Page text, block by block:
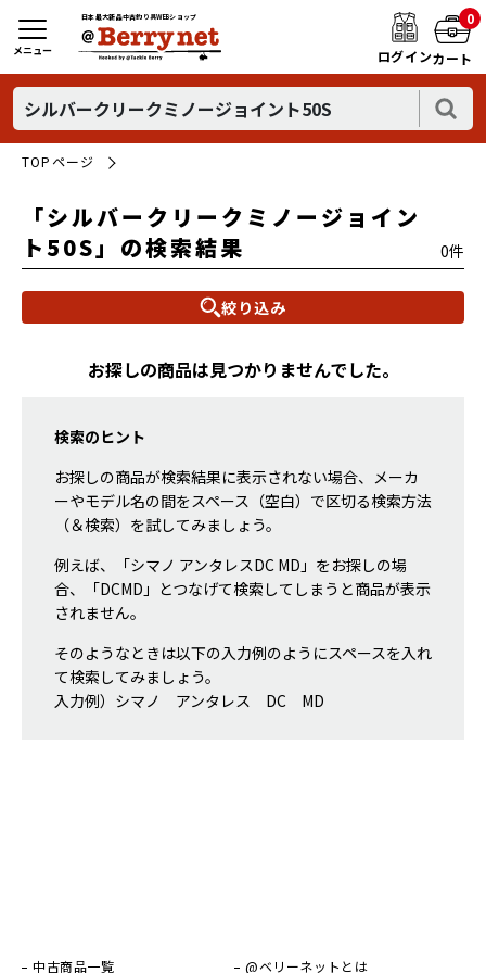
日本最大新品中古釣り具WEBショップ
ログイン
0
カート
メニュー
TOPページ
「シルバークリークミノージョイン
ト50S」の検索結果
0件
絞り込み
お探しの商品は見つかりませんでした。
検索のヒント
お探しの商品が検索結果に表示されない場合、メーカ
ーやモデル名の間をスペース（空白）で区切る検索方法
（＆検索）を試してみましょう。
例えば、「シマノ アンタレスDC MD」をお探しの場
合、「DCMD」とつなげて検索してしまうと商品が表示
されません。
そのようなときは以下の入力例のようにスペースを入れ
て検索してみましょう。
入力例）シマノ アンタレス DC MD
中古商品一覧 @ベリーネットとは